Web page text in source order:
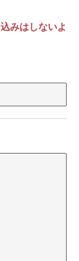
みはしないよ